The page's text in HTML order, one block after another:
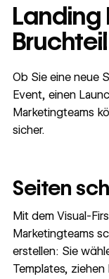
Landing
Ob Sie eine neue
Event, einen
Marketingteams
sicher.
Seiten
Mit dem Visual-
Marketingteams
erstellen: Sie
Templates,